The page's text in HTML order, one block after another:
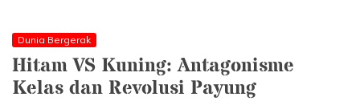
Dunia Bergerak
Hitam VS Kuning: Antagonisme
Kelas dan Revolusi Payung